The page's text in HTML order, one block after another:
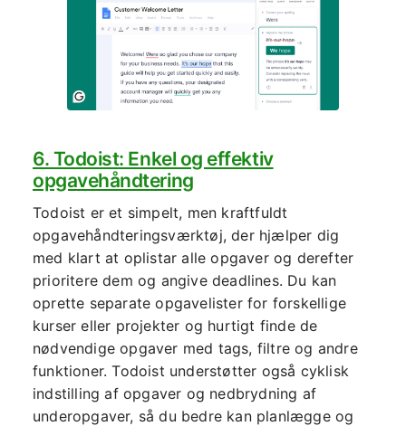
6. Todoist: Enkel og effektiv
opgavehåndtering
Todoist er et simpelt, men kraftfuldt
opgavehåndteringsværktøj, der hjælper dig
med klart at oplistar alle opgaver og derefter
prioritere dem og angive deadlines. Du kan
oprette separate opgavelister for forskellige
kurser eller projekter og hurtigt finde de
nødvendige opgaver med tags, filtre og andre
funktioner. Todoist understøtter også cyklisk
indstilling af opgaver og nedbrydning af
underopgaver, så du bedre kan planlægge og